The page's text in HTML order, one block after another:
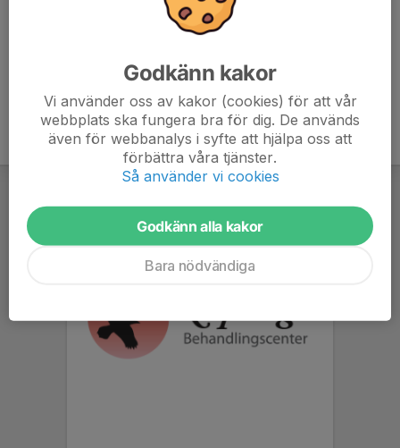
forms.gle/stXEMJVX4RMvcJyRA
Godkänn kakor
Vi använder oss av kakor (cookies) för att vår
webbplats ska fungera bra för dig. De används
även för webbanalys i syfte att hjälpa oss att
förbättra våra tjänster.
Så använder vi cookies
Godkänn alla kakor
Bara nödvändiga